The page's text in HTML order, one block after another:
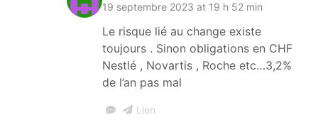
19 septembre 2023 at 19 h 52 min
Le risque lié au change existe
toujours . Sinon obligations en CHF
Nestlé , Novartis , Roche etc…3,2%
de l’an pas mal
Lien